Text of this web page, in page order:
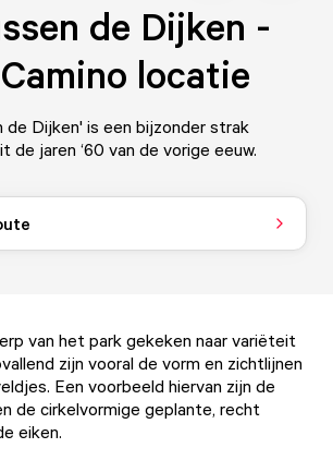
de Dijken -
locatie
de Dijken' is een bijzonder strak
de jaren ‘60 van de vorige eeuw.
van het park gekeken naar variëteit
zijn vooral de vorm en zichtlijnen
Een voorbeeld hiervan zijn de
de cirkelvormige geplante, recht
eiken.